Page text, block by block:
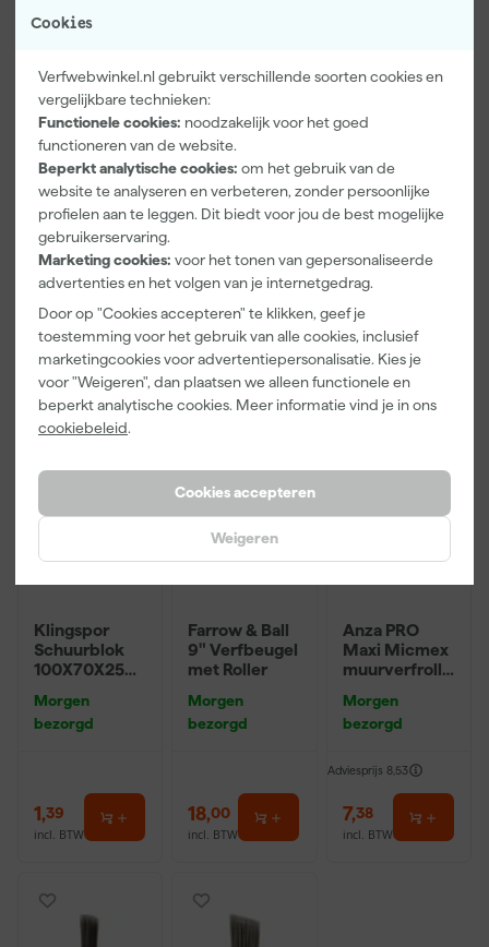
Cookies
Verfwebwinkel.nl gebruikt verschillende soorten cookies en
vergelijkbare technieken:
Functionele cookies: noodzakelijk voor het goed
functioneren van de website.
Beperkt analytische cookies: om het gebruik van de
website te analyseren en verbeteren, zonder persoonlijke
profielen aan te leggen. Dit biedt voor jou de best mogelijke
gebruikerservaring.
Marketing cookies: voor het tonen van gepersonaliseerde
advertenties en het volgen van je internetgedrag.
Door op "Cookies accepteren" te klikken, geef je
toestemming voor het gebruik van alle cookies, inclusief
marketingcookies voor advertentiepersonalisatie. Kies je
voor "Weigeren", dan plaatsen we alleen functionele en
beperkt analytische cookies. Meer informatie vind je in ons
cookiebeleid.
Cookies accepteren
Weigeren
Paintura
Lucamax
Washi tape -
50mx24mm
Morgen
bezorgd
3,99
incl. BTW
Farrow & Ball
F&B
Kleurenwaaie
r
Morgen
22,00
incl. BTW
And Go
Verfbak -
12cm Roller -
Inzetbakken
Morgen
3, 99
incl. BTW
Klingspor
Schuurblok
100X70X25m
P220
Morgen
bezorgd
1,39
incl. BTW
Farrow & Ball
9" Verfbeugel
met Roller
Morgen
bezorgd
18,00
incl. BTW
Anza PRO
Maxi Micmex
muurverfrolle
Morgen
bezorgd
Adviesprijs 8,53
7,38
incl. BTW